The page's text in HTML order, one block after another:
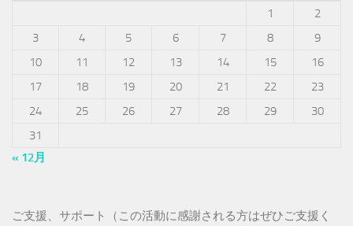
1
2
3
4 5 6 7 8
9
10
11 12 13 14 15
16
17
18 19 20 21 22
23
24
25 26 27 28 29
30
31
« 12月
ご支援、サポート（この活動に感謝される方はぜひご支援く